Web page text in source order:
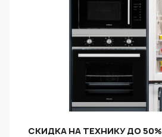
СКИДКА НА ТЕХНИКУ ДО 50%